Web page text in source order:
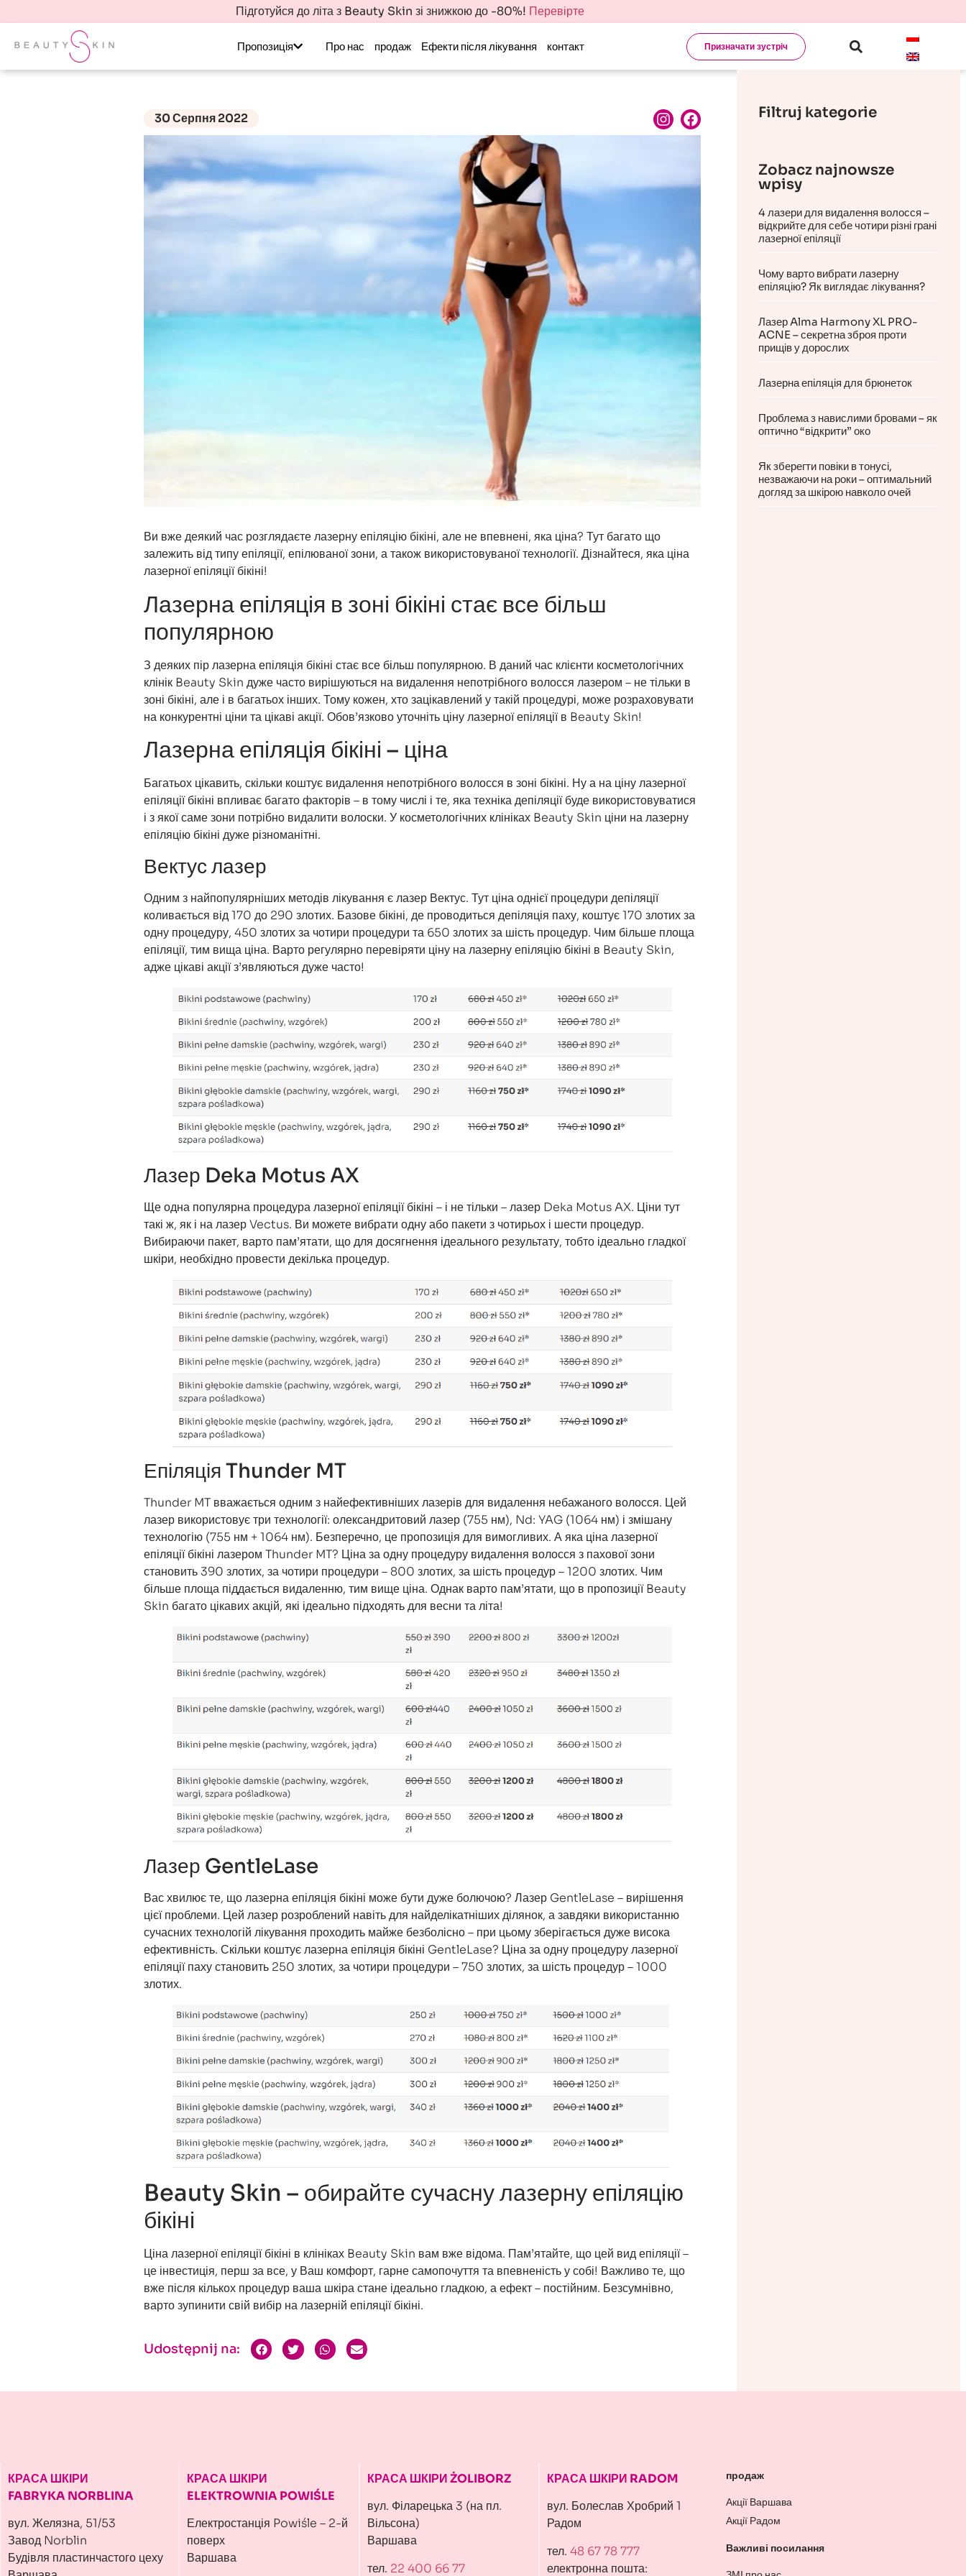
Підготуйся до літа з Beauty Skin зі знижкою до -80%! Перевірте
Пропозиція Про нас продаж Ефекти після лікування контакт Призначати зустріч
30 Серпня 2022
Ви вже деякий час розглядаєте лазерну епіляцію бікіні, але не впевнені, яка ціна? Тут багато що
залежить від типу епіляції, епілюваної зони, а також використовуваної технології. Дізнайтеся, яка ціна
лазерної епіляції бікіні!
Лазерна епіляція в зоні бікіні стає все більш
популярною
З деяких пір лазерна епіляція бікіні стає все більш популярною. В даний час клієнти косметологічних
клінік Beauty Skin дуже часто вирішуються на видалення непотрібного волосся лазером – не тільки в
зоні бікіні, але і в багатьох інших. Тому кожен, хто зацікавлений у такій процедурі, може розраховувати
на конкурентні ціни та цікаві акції. Обов’язково уточніть ціну лазерної епіляції в Beauty Skin!
Лазерна епіляція бікіні – ціна
Багатьох цікавить, скільки коштує видалення непотрібного волосся в зоні бікіні. Ну а на ціну лазерної
епіляції бікіні впливає багато факторів – в тому числі і те, яка техніка депіляції буде використовуватися
і з якої саме зони потрібно видалити волоски. У косметологічних клініках Beauty Skin ціни на лазерну
епіляцію бікіні дуже різноманітні.
Вектус лазер
Одним з найпопулярніших методів лікування є лазер Вектус. Тут ціна однієї процедури депіляції
коливається від 170 до 290 злотих. Базове бікіні, де проводиться депіляція паху, коштує 170 злотих за
одну процедуру, 450 злотих за чотири процедури та 650 злотих за шість процедур. Чим більше площа
епіляції, тим вища ціна. Варто регулярно перевіряти ціну на лазерну епіляцію бікіні в Beauty Skin,
адже цікаві акції з’являються дуже часто!
Лазер Deka Motus AX
Ще одна популярна процедура лазерної епіляції бікіні – і не тільки – лазер Deka Motus AX. Ціни тут
такі ж, як і на лазер Vectus. Ви можете вибрати одну або пакети з чотирьох і шести процедур.
Вибираючи пакет, варто пам’ятати, що для досягнення ідеального результату, тобто ідеально гладкої
шкіри, необхідно провести декілька процедур.
Епіляція Thunder MT
Thunder MT вважається одним з найефективніших лазерів для видалення небажаного волосся. Цей
лазер використовує три технології: олександритовий лазер (755 нм), Nd: YAG (1064 нм) і змішану
технологію (755 нм + 1064 нм). Безперечно, це пропозиція для вимогливих. А яка ціна лазерної
епіляції бікіні лазером Thunder MT? Ціна за одну процедуру видалення волосся з пахової зони
становить 390 злотих, за чотири процедури – 800 злотих, за шість процедур – 1200 злотих. Чим
більше площа піддається видаленню, тим вище ціна. Однак варто пам’ятати, що в пропозиції Beauty
Skin багато цікавих акцій, які ідеально підходять для весни та літа!
Лазер GentleLase
Вас хвилює те, що лазерна епіляція бікіні може бути дуже болючою? Лазер GentleLase – вирішення
цієї проблеми. Цей лазер розроблений навіть для найделікатніших ділянок, а завдяки використанню
сучасних технологій лікування проходить майже безболісно – при цьому зберігається дуже висока
ефективність. Скільки коштує лазерна епіляція бікіні GentleLase? Ціна за одну процедуру лазерної
епіляції паху становить 250 злотих, за чотири процедури – 750 злотих, за шість процедур – 1000
злотих.
Beauty Skin – обирайте сучасну лазерну епіляцію
бікіні
Ціна лазерної епіляції бікіні в клініках Beauty Skin вам вже відома. Пам’ятайте, що цей вид епіляції –
це інвестиція, перш за все, у Ваш комфорт, гарне самопочуття та впевненість у собі! Важливо те, що
вже після кількох процедур ваша шкіра стане ідеально гладкою, а ефект – постійним. Безсумнівно,
варто зупинити свій вибір на лазерній епіляції бікіні.
Udostępnij na:
Filtruj kategorie
Zobacz najnowsze
wpisy
4 лазери для видалення волосся –
відкрийте для себе чотири різні грані
лазерної епіляції
Чому варто вибрати лазерну
епіляцію? Як виглядає лікування?
Лазер Alma Harmony XL PRO-
ACNE – секретна зброя проти
прищів у дорослих
Лазерна епіляція для брюнеток
Проблема з навислими бровами – як
оптично “відкрити” око
Як зберегти повіки в тонусі,
незважаючи на роки – оптимальний
догляд за шкірою навколо очей
КРАСА ШКІРИ
FABRYKA NORBLINA
вул. Желязна, 51/53
Завод Norblin
Будівля пластинчастого цеху
КРАСА ШКІРИ
ELEKTROWNIA POWIŚLE
Електростанція Powiśle – 2-й
поверх
Варшава
КРАСА ШКІРИ ŻOLIBORZ
вул. Філарецька 3 (на пл.
Вільсона)
Варшава
тел. 22 400 66 77
КРАСА ШКІРИ RADOM
вул. Болеслав Хробрий 1
Радом
тел. 48 67 78 777
електронна пошта:
продаж
Акції Варшава
Акції Радом
Важливі посилання